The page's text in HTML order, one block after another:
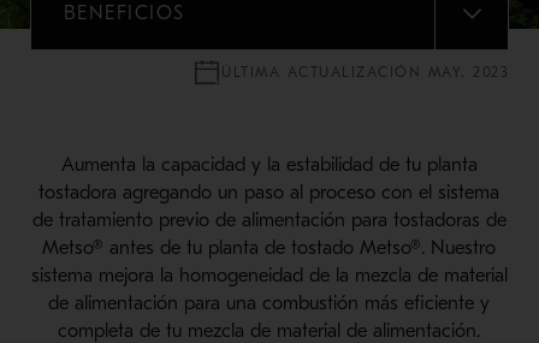
BENEFICIOS
MENU
ÚLTIMA ACTUALIZACIÓN MAY. 2023
Aumenta la capacidad y la estabilidad de tu planta
tostadora agregando un paso al proceso con el sistema
de tratamiento previo de alimentación para tostadoras de
Metso® antes de tu planta de tostado Metso®. Nuestro
sistema mejora la homogeneidad de la mezcla de material
de alimentación para una combustión más eficiente y
completa de tu mezcla de material de alimentación.